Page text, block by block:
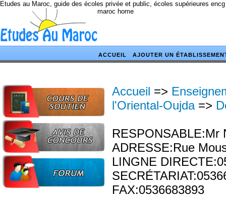
Etudes au Maroc, guide des écoles privée et public, écoles supérieures
maroc home
ACCUEIL AJOUTER UN
Accueil =>
l'Oriental-Oujda=>
RESPONSABLE:Mr
ADRESSE:Rue
LINGNE
FAX:0536683893